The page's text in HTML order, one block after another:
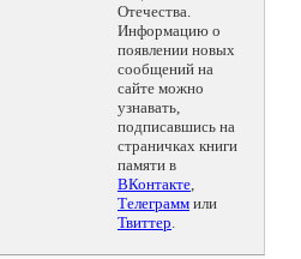
Отечества.
Информацию о
появлении новых
сообщений на
сайте можно
узнавать,
подписавшись на
страничках книги
памяти в
ВКонтакте,
Телеграмм или
Твиттер.